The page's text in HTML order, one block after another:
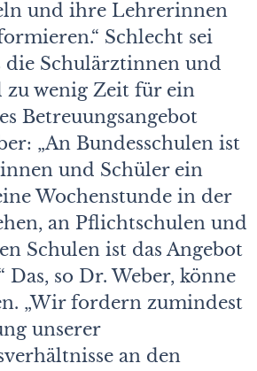
und ihre Lehrerinnen
Schlecht sei
die Schulärztinnen und
zu wenig Zeit für ein
Betreuungsangebot
„An Bundesschulen ist
und Schüler ein
Wochenstunde in der
an Pflichtschulen und
Schulen ist das Angebot
Das, so Dr. Weber, könne
„Wir fordern zumindest
unserer
an den